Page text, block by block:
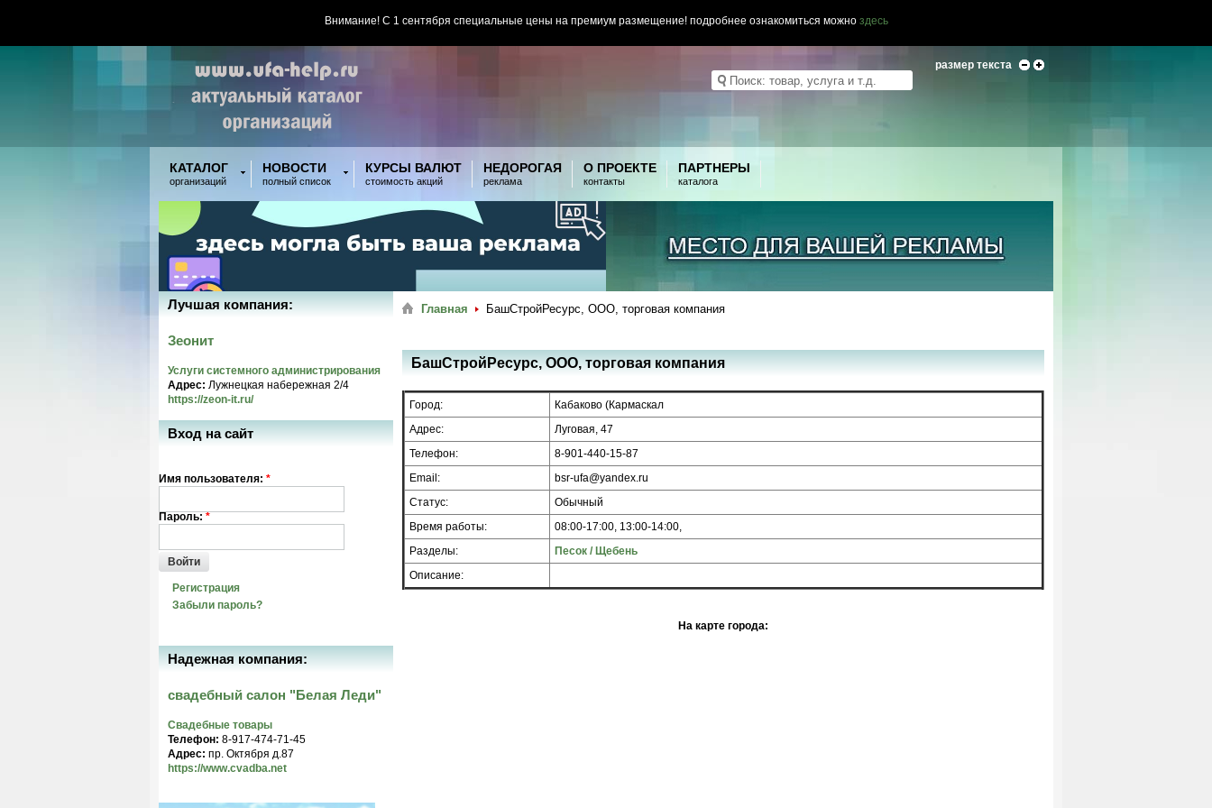
Внимание! С 1 сентября специальные цены на премиум размещение! подробнее ознакомиться можно здесь
размер текста
КАТАЛОГ
организаций
НОВОСТИ
полный список
КУРСЫ ВАЛЮТ
стоимость акций
НЕДОРОГАЯ
реклама
О ПРОЕКТЕ
контакты
ПАРТНЕРЫ
каталога
Главная БашСтройРесурс, ООО, торговая компания
БашСтройРесурс, ООО, торговая компания
Город:
Кабаково (Кармаскал
Адрес:
Луговая, 47
Телефон:
8-901-440-15-87
Email:
bsr-ufa@yandex.ru
Статус:
Обычный
Время работы:
08:00-17:00, 13:00-14:00,
Разделы:
Песок / Щебень
Описание:
На карте города:
Лучшая компания:
Зеонит
Услуги системного администрирования
Адрес: Лужнецкая набережная 2/4
https://zeon-it.ru/
Вход на сайт
Имя пользователя: *
Пароль: *
Войти
Регистрация
Забыли пароль?
Надежная компания:
свадебный салон "Белая Леди"
Свадебные товары
Телефон: 8-917-474-71-45
Адрес: пр. Октября д.87
https://www.cvadba.net